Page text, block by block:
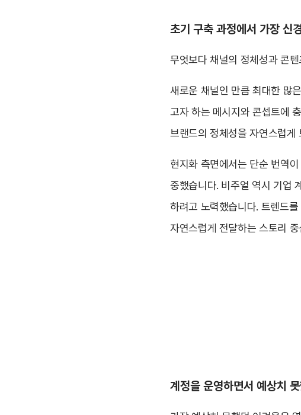
초기 구축 과정에서 가장 신
무엇보다 채널의 정체성과 콘
새로운 채널인 만큼 최대한 많
고자 하는 메시지와 콘셉트에
브랜드의 정체성을 자연스럽게
현지화 측면에서는 단순 번역
중했습니다. 비주얼 역시 기업
하려고 노력했습니다. 트렌드
자연스럽게 전달하는 스토리
계정을 운영하면서 예상치